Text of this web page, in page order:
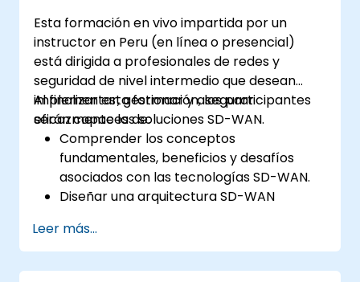
ciberseguridad.
Esta formación en vivo impartida por un
instructor en Peru (en línea o presencial)
está dirigida a profesionales de redes y
seguridad de nivel intermedio que desean
implementar, gestionar y asegurar
eficazmente las soluciones SD-WAN.
Al finalizar esta formación, los participantes
serán capaces de:
Comprender los conceptos
fundamentales, beneficios y desafíos
asociados con las tecnologías SD-WAN.
Diseñar una arquitectura SD-WAN
organizacionales e implementar
eficazmente las soluciones SD-WAN.
Implementar y gestionar características
Leer más...